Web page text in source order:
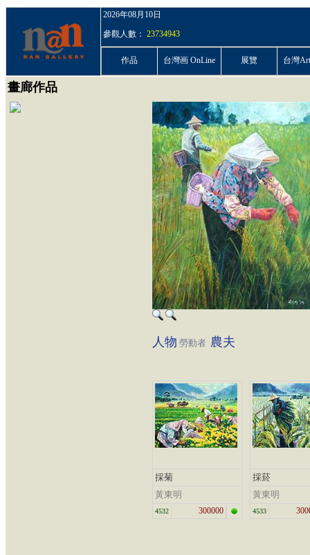
2026年08月10日
參觀人數： 23734943
作品 台灣画 OnLine 展覽 台灣
畫廊作品
人物 勞動者 農夫
採菊
黃東明
4532 300000
採菸
黃東明
4533